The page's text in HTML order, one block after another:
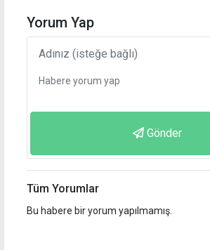
Yorum Yap
Gönder
Tüm Yorumlar
Bu habere bir yorum yapılmamış.